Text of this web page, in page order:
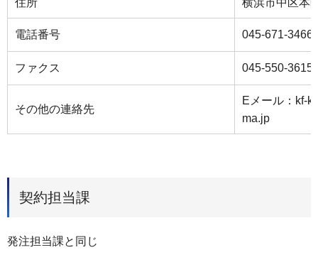
電話番号 045-671-3466
ファクス 045-550-3615
その他の連絡先
Eメール：kf-
ma.jp
契約担当課
発注担当課と同じ